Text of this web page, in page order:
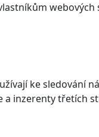
ke sledování
a inzerenty třetích